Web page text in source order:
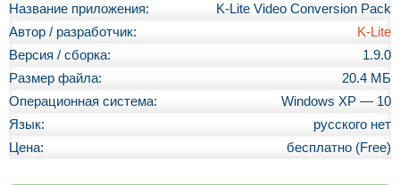
Название приложения:
K-Lite Video Conversion Pack
Автор / разработчик:
K-Lite
Версия / сборка:
1.9.0
Размер файла:
20.4 МБ
Операционная система:
Windows XP — 10
Язык:
русского нет
Цена:
бесплатно (Free)